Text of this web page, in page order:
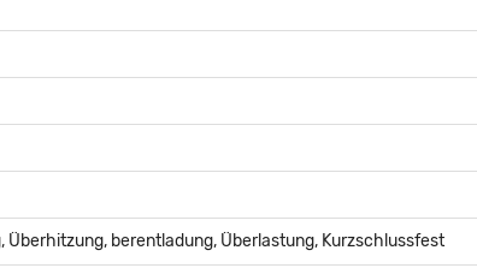
Überhitzung, berentladung, Überlastung, Kurzschlussfest